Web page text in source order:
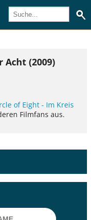
Acht (2009)
of Eight - Im Kreis
Filmfans aus.